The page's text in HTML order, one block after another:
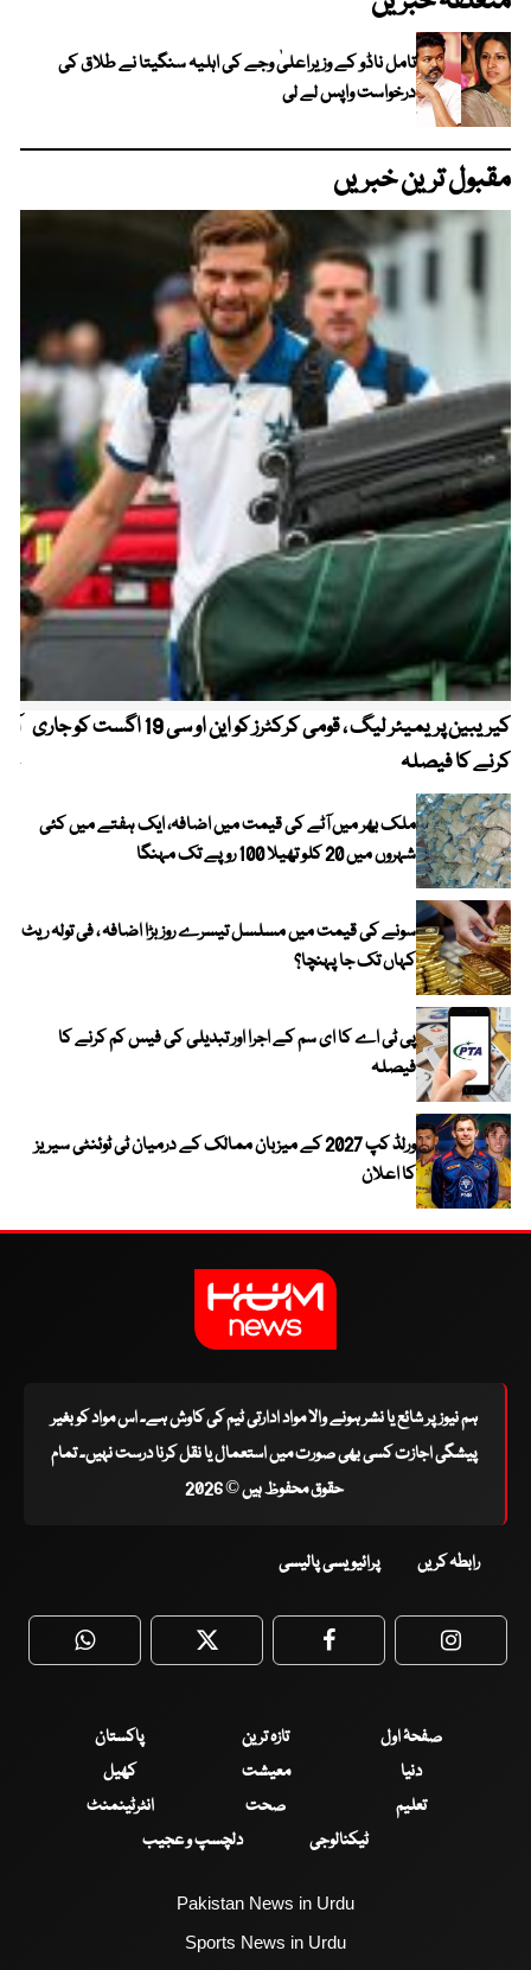
تامل ناڈو کے وزیراعلیٰ وجے کی اہلیہ سنگیتا نے طلاق کی
درخواست واپس لے لی
مقبول ترین خبریں
کیریبین پریمیئر لیگ ، قومی کرکٹرز کو این او سی 19 اگست کو جاری
کرنے کا فیصلہ
ملک بھر میں آٹے کی قیمت میں اضافہ، ایک ہفتے میں کئی
شہروں میں 20 کلو تھیلا 100 روپے تک مہنگا
سونے کی قیمت میں مسلسل تیسرے روز بڑا اضافہ ، فی تولہ ریٹ
کہاں تک جا پہنچا؟
پی ٹی اے کا ای سم کے اجرا اور تبدیلی کی فیس کم کرنے کا
فیصلہ
ورلڈ کپ 2027 کے میزبان ممالک کے درمیان ٹی ٹوئنٹی سیریز
کا اعلان
ہم نیوز پر شائع یا نشر ہونے والا مواد ادارتی ٹیم کی کاوش ہے۔ اس مواد کو بغیر
پیشگی اجازت کسی بھی صورت میں استعمال یا نقل کرنا درست نہیں۔ تمام
حقوق محفوظ ہیں © 2026
رابطہ کریں پرائیویسی پالیسی
WhatsApp Twitter Facebook
صفحۂ اول تازہ ترین
پاکستان
دنیا
معیشت
کھیل
تعلیم
صحت
انٹرٹینمنٹ
ٹیکنالوجی
دلچسپ و عجیب
Pakistan News in Urdu
Sports News in Urdu